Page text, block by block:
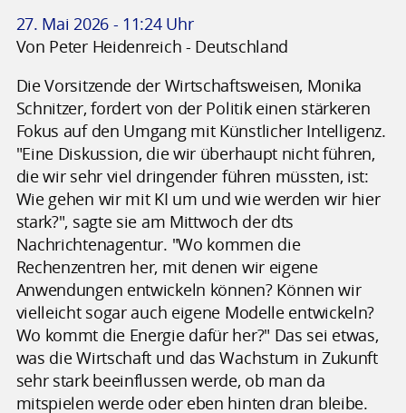
27. Mai 2026 - 11:24 Uhr
Von Peter Heidenreich - Deutschland
Die Vorsitzende der Wirtschaftsweisen, Monika
Schnitzer, fordert von der Politik einen stärkeren
Fokus auf den Umgang mit Künstlicher Intelligenz.
"Eine Diskussion, die wir überhaupt nicht führen,
die wir sehr viel dringender führen müssten, ist:
Wie gehen wir mit KI um und wie werden wir hier
stark?", sagte sie am Mittwoch der dts
Nachrichtenagentur. "Wo kommen die
Rechenzentren her, mit denen wir eigene
Anwendungen entwickeln können? Können wir
vielleicht sogar auch eigene Modelle entwickeln?
Wo kommt die Energie dafür her?" Das sei etwas,
was die Wirtschaft und das Wachstum in Zukunft
sehr stark beeinflussen werde, ob man da
mitspielen werde oder eben hinten dran bleibe.